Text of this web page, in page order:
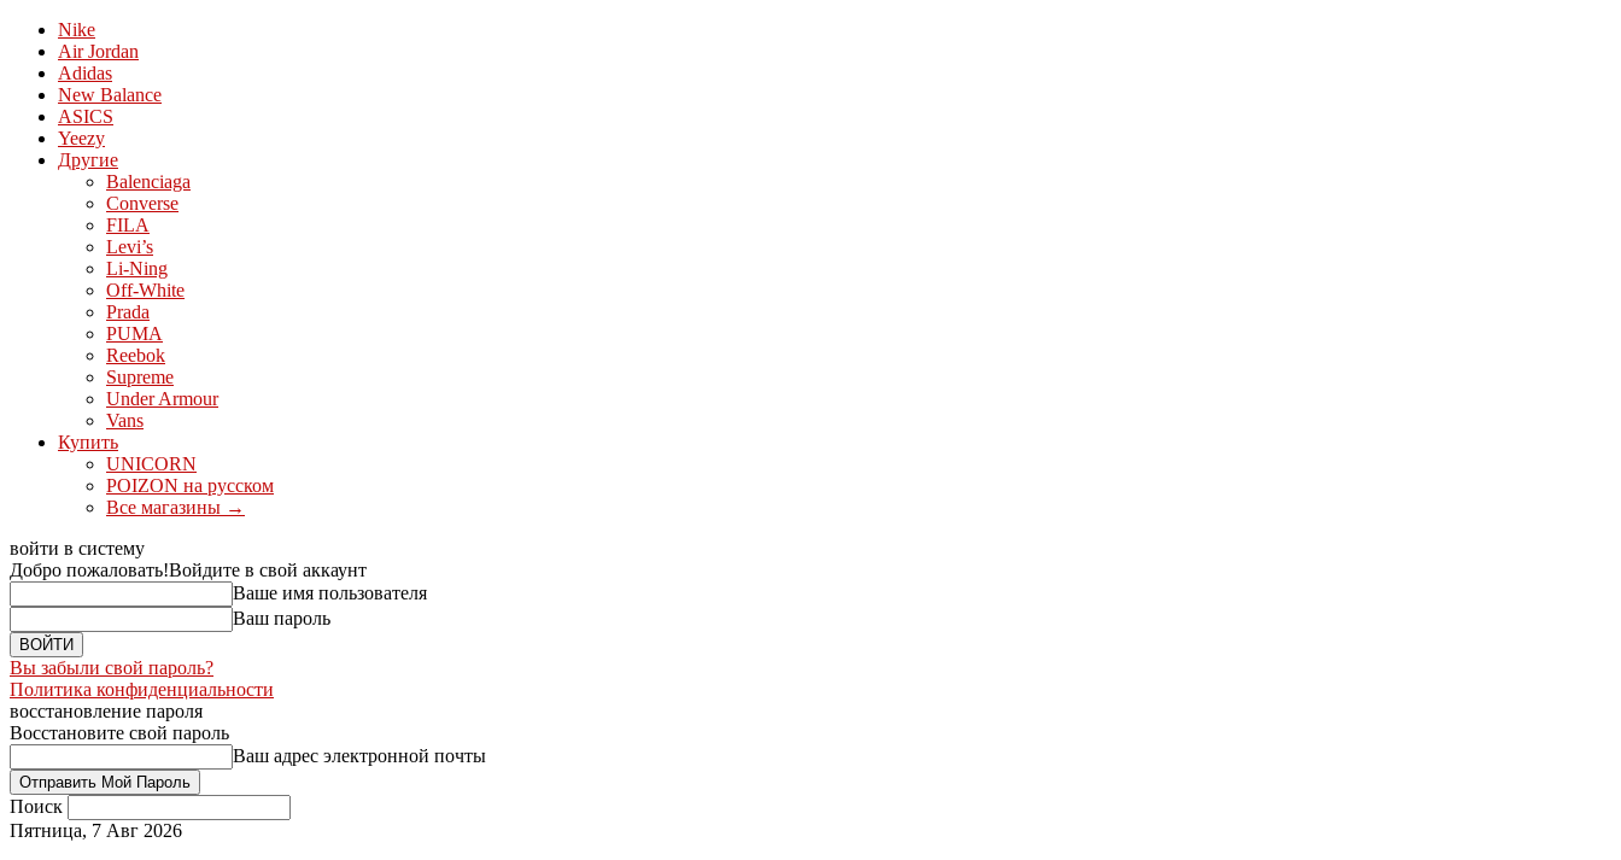
Nike
Air Jordan
Adidas
New Balance
ASICS
Yeezy
Другие
Balenciaga
Converse
FILA
Levi’s
Li-Ning
Off-White
Prada
PUMA
Reebok
Supreme
Under Armour
Vans
Купить
UNICORN
POIZON на русском
Все магазины →
войти в систему
Добро пожаловать!Войдите в свой аккаунт
Ваше имя пользователя
Ваш пароль
Вы забыли свой пароль?
Политика конфиденциальности
восстановление пароля
Восстановите свой пароль
Ваш адрес электронной почты
Поиск
Пятница, 7 Авг 2026